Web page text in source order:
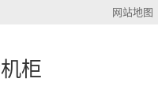
网站地图
柜